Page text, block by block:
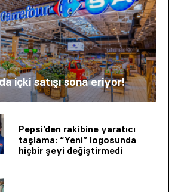
içki satışı sona eriyor!
Pepsi’den rakibine yaratıcı
taşlama: “Yeni” logosunda
hiçbir şeyi değiştirmedi